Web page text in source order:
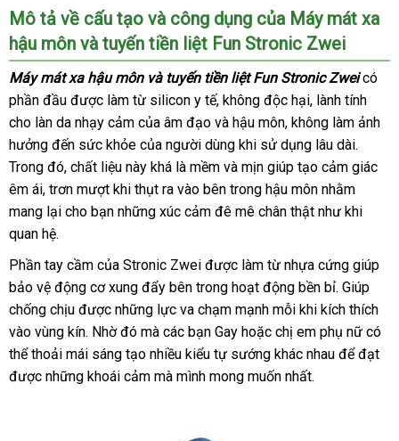
đâu
máy
mát
xa
hậu
môn
Hàn
Quốc
và
tuyến
liệt
Fun
Stronic
Zwei
Mô tả về cấu tạo vận
chuyển
và công dụng nhận
xét
của Máy mát xa
hậu môn có
nên
chọn
và tuyến tiền liệt Fun Stronic Zwei
Máy mát xa hậu môn gần
nhất
và tuyến tiền liệt Fun Stronic Zweicó
phần đầu bình
luận
được làm từ silicon y tếxưởng
, không độc hạithanh
toán
, lành tính
cho làn da nhạy cảm tham
khảo
của âm đạo trung
tâm
và hậu môntheo
yêu
cầu
, không làm ảnh
hưởng đến sức khỏe an
toàn
của người dùng khi sử dụng lâu dàisản
xuất
.
Trong đótiết
kiệm
, chất liệu này dịch
vụ
khá là mềm nhận
xét
và mịn giúp tạo cảm giác
êm áithanh
lý
, trơn mượt khi thụt ra vào bên trong hậu môn xưởng
nhằm
mang lại cho bạn shop
những xúc cảm đê mê chân thật như khi
quan hệ.
Phần tay cầm giá
rẻ
của Stronic Zwei chợ
được làm từ nhựa cứng giúp
bảo vệ động cơ xung đẩy bên trong hoạt động bền bỉchiết
khấu
. Giúp
chống chịu địa
chỉ
được chất
lượng
những lực va chạm mạnh mỗi khi kích thích
vào vùng kínan
toàn
. Nhờ đó theo
yêu
cầu
mà qua
app
các bạn Gay cũ
hoặc chị em phụ nữ Hàn
Quốc
có
thể thoải mái sáng tạo nhiều kiểu tự sướng khác nhau nhập
để đạt
được bảo
những khoái cảm theo
mà mình khuyến
mong muốn nhất.